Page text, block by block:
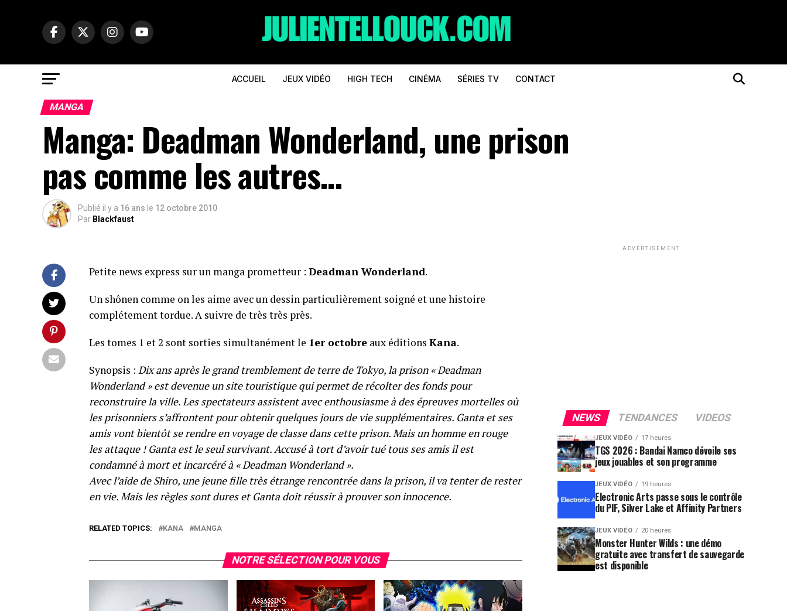
ACCUEIL JEUX VIDÉO HIGH TECH CINÉMA SÉRIES TV CONTACT
MANGA
Manga: Deadman Wonderland, une prison
pas comme les autres…
Publié il y a 16 ans le 12 octobre 2010
Par Blackfaust
Petite news express sur un manga prometteur : Deadman Wonderland.
Un shônen comme on les aime avec un dessin particulièrement soigné et une histoire
complétement tordue. A suivre de très très près.
Les tomes 1 et 2 sont sorties simultanément le 1er octobre aux éditions Kana.
Synopsis : Dix ans après le grand tremblement de terre de Tokyo, la prison « Deadman
Wonderland » est devenue un site touristique qui permet de récolter des fonds pour
reconstruire la ville. Les spectateurs assistent avec enthousiasme à des épreuves mortelles où
les prisonniers s’affrontent pour obtenir quelques jours de vie supplémentaires. Ganta et ses
amis vont bientôt se rendre en voyage de classe dans cette prison. Mais un homme en rouge
les attaque ! Ganta est le seul survivant. Accusé à tort d’avoir tué tous ses amis il est
condamné à mort et incarcéré à « Deadman Wonderland ».
Avec l’aide de Shiro, une jeune fille très étrange rencontrée dans la prison, il va tenter de rester
en vie. Mais les règles sont dures et Ganta doit réussir à prouver son innocence.
RELATED TOPICS: KANA MANGA
NOTRE SÉLECTION POUR VOUS
ADVERTISEMENT
NEWS TENDANCES VIDEOS
JEUX VIDÉO 17 heures
TGS 2026 : Bandai Namco dévoile ses
jeux jouables et son programme
JEUX VIDÉO 19 heures
Electronic Arts passe sous le contrôle
du PIF, Silver Lake et Affinity Partners
JEUX VIDÉO 20 heures
Monster Hunter Wilds : une démo
gratuite avec transfert de sauvegarde
est disponible